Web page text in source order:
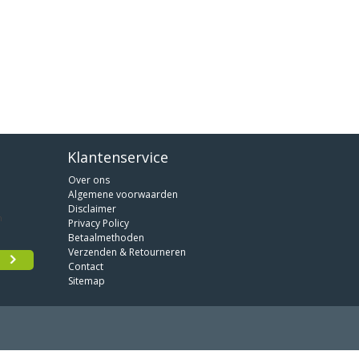
Klantenservice
Over ons
Algemene voorwaarden
Disclaimer
Privacy Policy
Betaalmethoden
Verzenden & Retourneren
Contact
Sitemap